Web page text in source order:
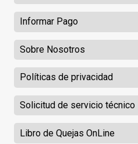
Informar Pago
Sobre Nosotros
Políticas de privacidad
Solicitud de servicio técnico
Libro de Quejas OnLine